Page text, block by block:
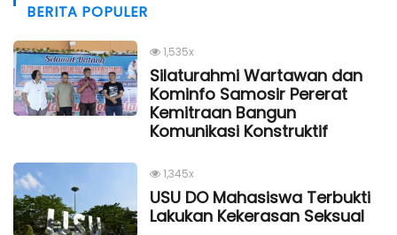
BERITA POPULER
1,535x
Silaturahmi Wartawan dan
Kominfo Samosir Pererat
Kemitraan Bangun
Komunikasi Konstruktif
1,345x
USU DO Mahasiswa Terbukti
Lakukan Kekerasan Seksual